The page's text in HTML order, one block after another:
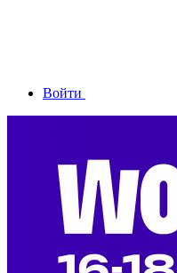
Войти